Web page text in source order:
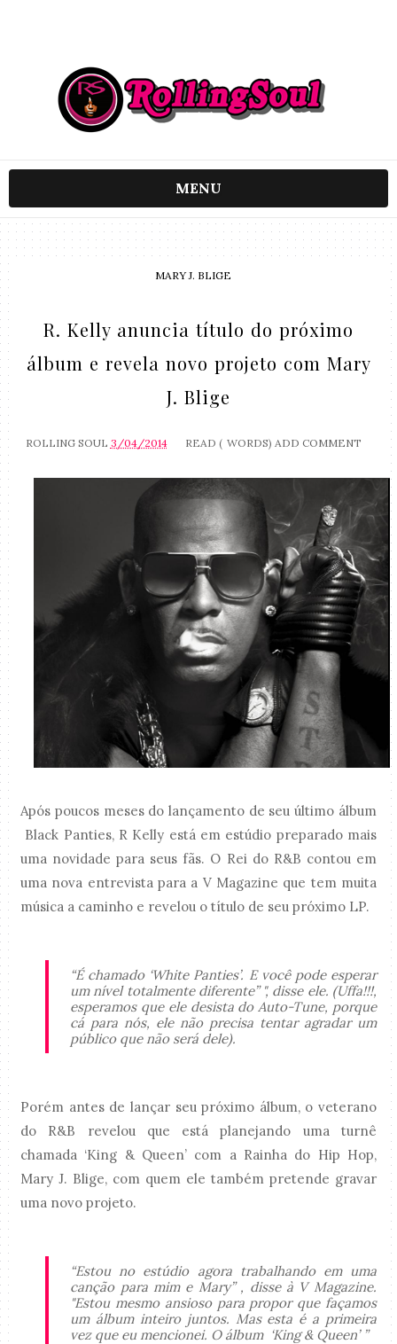
MENU
MARY J. BLIGE
R. Kelly anuncia título do próximo
álbum e revela novo projeto com Mary
J. Blige
ROLLING SOUL 3/04/2014 READ ( WORDS) ADD COMMENT
Após poucos meses do lançamento de seu último álbum
Black Panties, R Kelly está em estúdio preparado mais
uma novidade para seus fãs. O Rei do R&B contou em
uma nova entrevista para a V Magazine que tem muita
música a caminho e revelou o título de seu próximo LP.
“É chamado ‘White Panties’. E você pode esperar
um nível totalmente diferente” ", disse ele. (Uffa!!!,
esperamos que ele desista do Auto-Tune, porque
cá para nós, ele não precisa tentar agradar um
público que não será dele).
Porém antes de lançar seu próximo álbum, o veterano
do R&B revelou que está planejando uma turnê
chamada ‘King & Queen’ com a Rainha do Hip Hop,
Mary J. Blige, com quem ele também pretende gravar
uma novo projeto.
“Estou no estúdio agora trabalhando em uma
canção para mim e Mary” , disse à V Magazine.
"Estou mesmo ansioso para propor que façamos
um álbum inteiro juntos. Mas esta é a primeira
vez que eu mencionei. O álbum ‘King & Queen’ ”